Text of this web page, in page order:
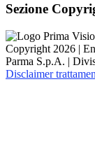
Sezione
Copyright 2026 |
Parma S.p.A. |
Disclaimer